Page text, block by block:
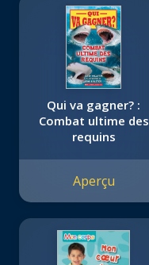
Qui va gagner? :
Combat ultime des
requins
Aperçu